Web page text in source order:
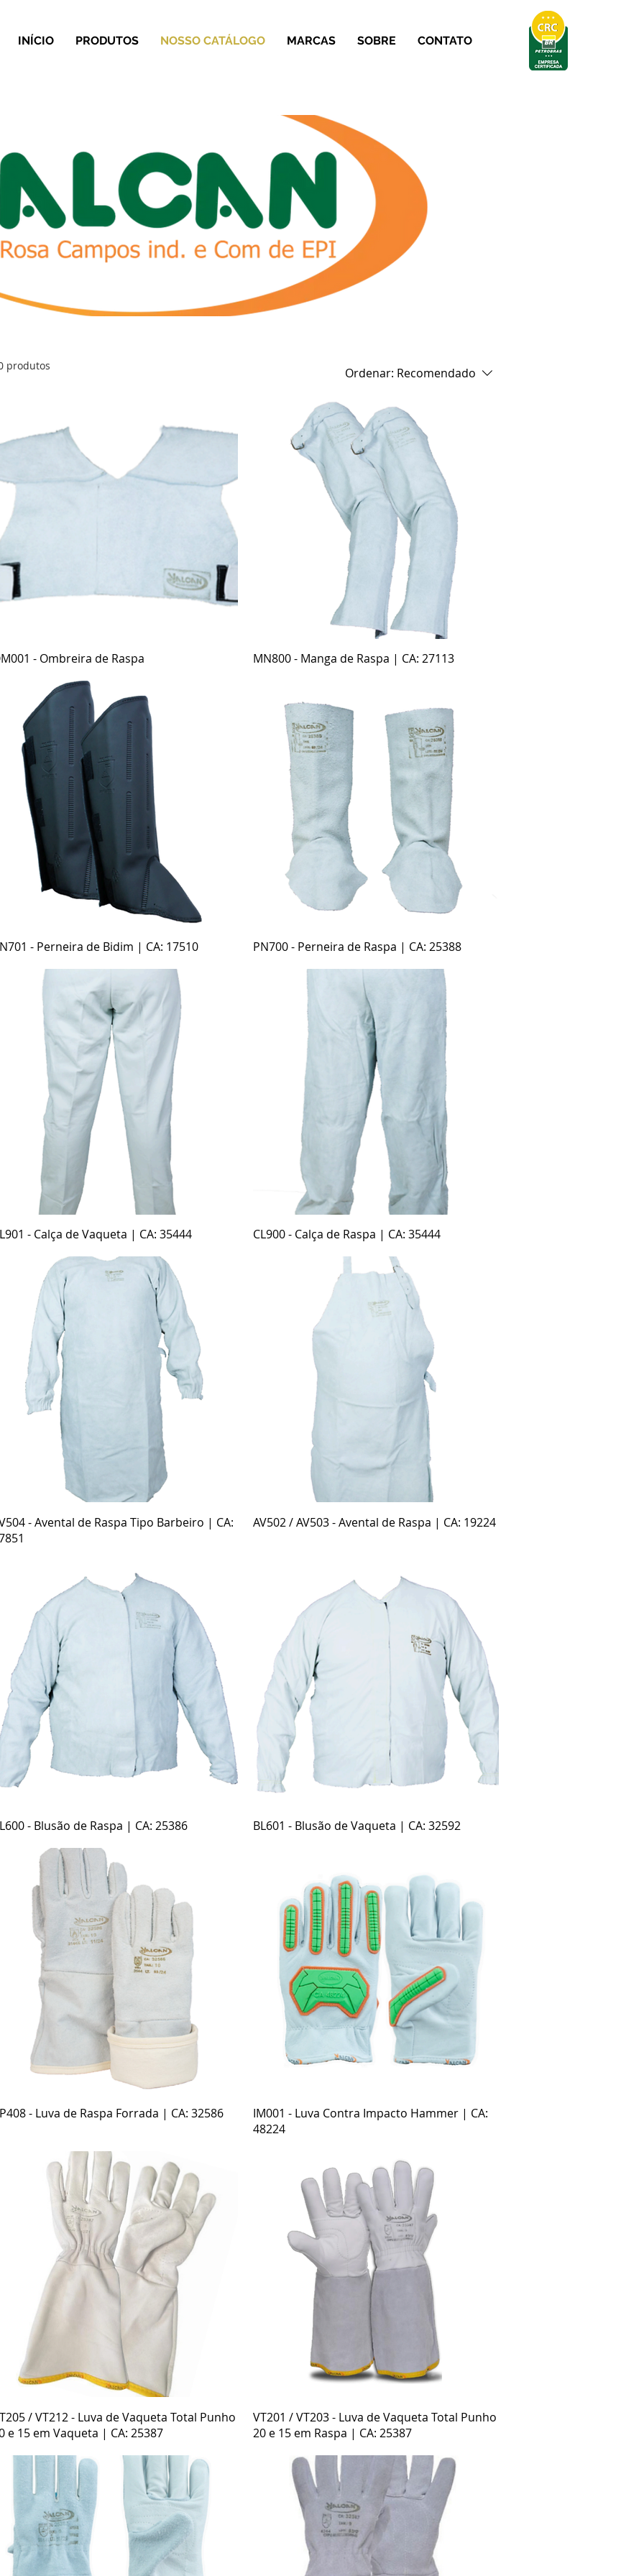
INÍCIO PRODUTOS NOSSO CATÁLOGO MARCAS SOBRE CONTATO
produtos Ordenar: Recomendado
Visualização rápida
- Ombreira de Raspa Visualização rápida
MN800 - Manga de Raspa | CA: 27113
Visualização rápida
- Perneira de Bidim | CA: 17510 Visualização rápida
PN700 - Perneira de Raspa | CA: 25388
Visualização rápida
- Calça de Vaqueta | CA: 35444 Visualização rápida
CL900 - Calça de Raspa | CA: 35444
Visualização rápida
- Avental de Raspa Tipo Barbeiro | CA:
Visualização rápida
AV502 / AV503 - Avental de Raspa | CA: 19224
Visualização rápida
- Blusão de Raspa | CA: 25386 Visualização rápida
BL601 - Blusão de Vaqueta | CA: 32592
Visualização rápida
- Luva de Raspa Forrada | CA: 32586 Visualização rápida
IM001 - Luva Contra Impacto Hammer | CA:
48224
Visualização rápida
/ VT212 - Luva de Vaqueta Total Punho
e 15 em Vaqueta | CA: 25387
Visualização rápida
VT201 / VT203 - Luva de Vaqueta Total Punho
20 e 15 em Raspa | CA: 25387